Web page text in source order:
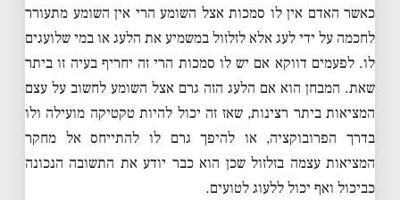
כאשר האדם אין לו סמכות אצל השומע הרי אין השומע מתעורר
לחכמה על ידי לעג אלא לזלזול במשמיע את הלעג או במי שלועגים
לו. לפעמים דווקא אם יש לו סמכות הרי זה יחריף בעיה זו ביתר
שאת. המבחן הוא אם הלעג הזה גרם אצל השומע לחשוב על עצם
המציאות ביתר רצינות, שאז זה יכול להיות טקטיקה מועילה ולו
בדרך הפרובוקציה, או להיפך גרם לו להתייחס אל מחקר
המציאות עצמה בזלזול שכן הוא כבר יודע את התשובה הנכונה
כביכול ואף יכול ללעוג לטועים.